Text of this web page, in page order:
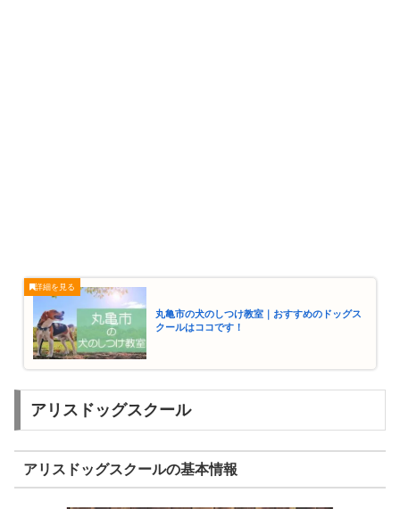
丸亀市の犬のしつけ教室｜おすすめのドッグス
クールはココです！
アリスドッグスクール
アリスドッグスクールの基本情報